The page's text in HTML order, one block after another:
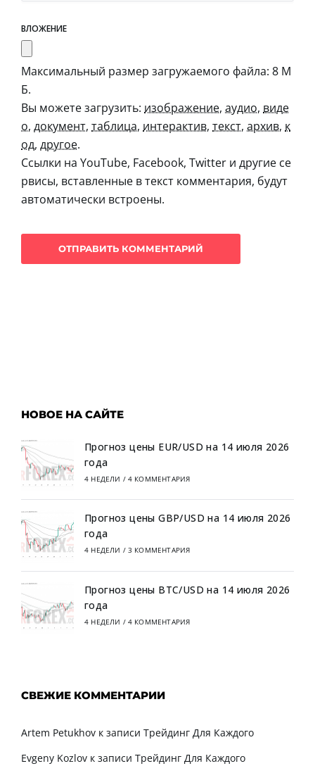
ВЛОЖЕНИЕ
Максимальный размер загружаемого файла: 8 М
Б.
Вы можете загрузить: изображение, аудио, виде
о, документ, таблица, интерактив, текст, архив, к
од, другое.
Ссылки на YouTube, Facebook, Twitter и другие се
рвисы, вставленные в текст комментария, будут
автоматически встроены.
НОВОЕ НА САЙТЕ
Прогноз цены EUR/USD на 14 июля 2026
года
4 НЕДЕЛИ / 4 КОММЕНТАРИЯ
Прогноз цены GBP/USD на 14 июля 2026
года
4 НЕДЕЛИ / 3 КОММЕНТАРИЯ
Прогноз цены BTC/USD на 14 июля 2026
года
4 НЕДЕЛИ / 4 КОММЕНТАРИЯ
СВЕЖИЕ КОММЕНТАРИИ
Artem Petukhov к записи Трейдинг Для Каждого
Evgeny Kozlov к записи Трейдинг Для Каждого